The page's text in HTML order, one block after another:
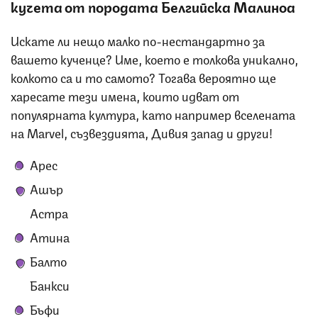
кучета от породата Белгийска Малиноа
Искате ли нещо малко по-нестандартно за
вашето кученце? Име, което е толкова уникално,
колкото са и то самото? Тогава вероятно ще
харесате тези имена, които идват от
популярната култура, като например вселената
на Marvel, съзвездията, Дивия запад и други!
Арес
Ашър
Астра
Атина
Балто
Банкси
Бъфи